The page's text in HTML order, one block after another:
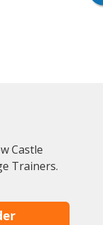
Castle
Trainers.